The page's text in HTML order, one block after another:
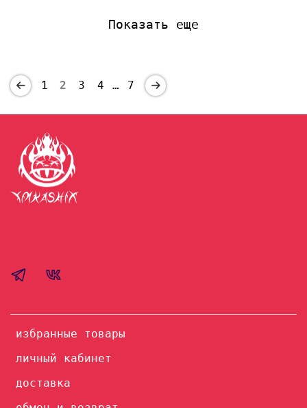
Показать еще
1 2 3 4 … 7
избранные товары
личный кабинет
доставка